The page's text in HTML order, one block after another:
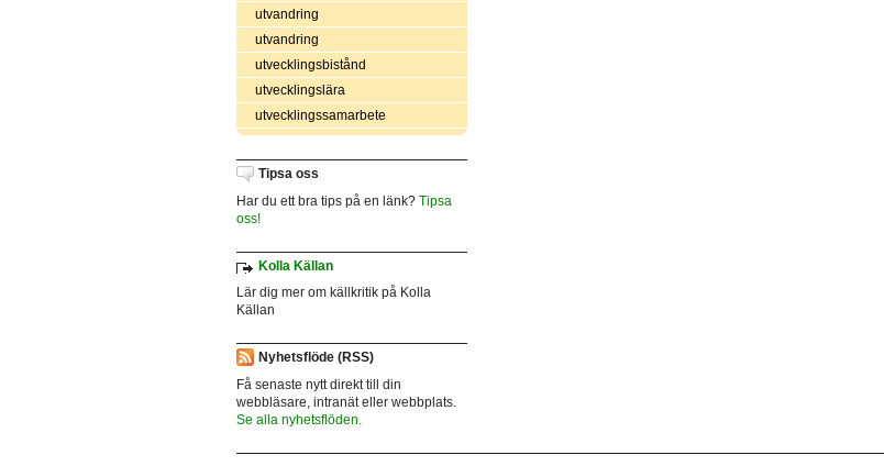
utvandring
utvandring
utvecklingsbistånd
utvecklingslära
utvecklingssamarbete
Tipsa oss
Har du ett bra tips på en länk? Tipsa
oss!
Kolla Källan
Lär dig mer om källkritik på Kolla
Källan
Nyhetsflöde (RSS)
Få senaste nytt direkt till din
webbläsare, intranät eller webbplats.
Se alla nyhetsflöden.